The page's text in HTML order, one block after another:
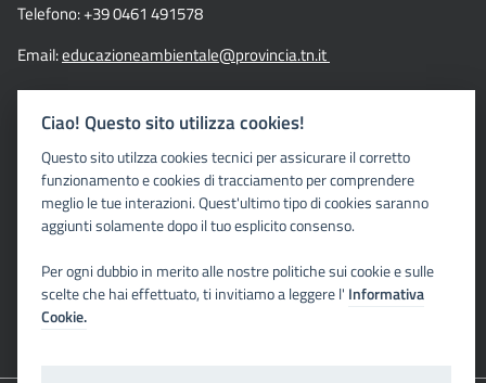
Telefono: +39 0461 491578
Email:educazioneambientale@provincia.tn.it
Pec:sga.appa@pec.provincia.tn.it
Link
APPA
Seguici su
Ciao! Questo sito utilizza cookies!
Questo sito utilzza cookies tecnici per assicurare il corretto
funzionamento e cookies di tracciamento per comprendere
meglio le tue interazioni. Quest'ultimo tipo di cookies saranno
aggiunti solamente dopo il tuo esplicito consenso.
Per ogni dubbio in merito alle nostre politiche sui cookie e sulle
scelte che hai effettuato, ti invitiamo a leggere l' Informativa
Cookie.